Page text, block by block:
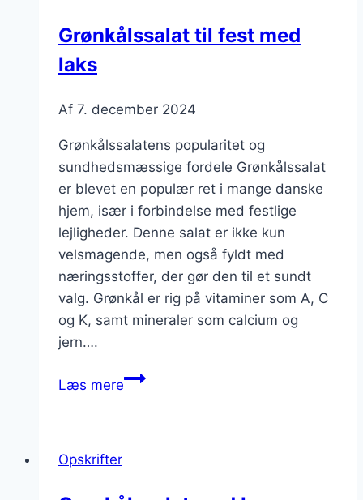
Grønkålssalat til fest med
laks
Af 7. december 2024
Grønkålssalatens popularitet og
sundhedsmæssige fordele Grønkålssalat
er blevet en populær ret i mange danske
hjem, især i forbindelse med festlige
lejligheder. Denne salat er ikke kun
velsmagende, men også fyldt med
næringsstoffer, der gør den til et sundt
valg. Grønkål er rig på vitaminer som A, C
og K, samt mineraler som calcium og
jern….
Læs mereGrønkålssalat
Opskrifter